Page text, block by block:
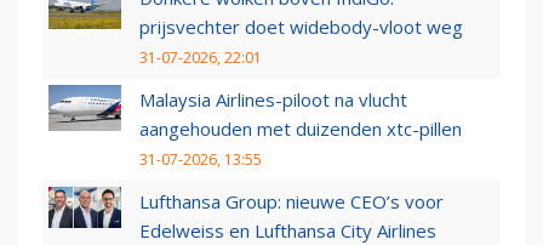
prijsvechter doet widebody-vloot weg
31-07-2026, 22:01
Malaysia Airlines-piloot na vlucht
aangehouden met duizenden xtc-pillen
31-07-2026, 13:55
Lufthansa Group: nieuwe CEO’s voor
Edelweiss en Lufthansa City Airlines